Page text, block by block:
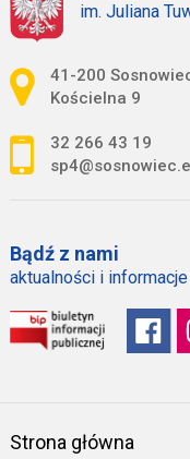
im. Juliana
Adres pocztowy:
41-200
Kościelna 9
32 266 43 19
Bądź z nami
aktualności i informacje
Strona główna